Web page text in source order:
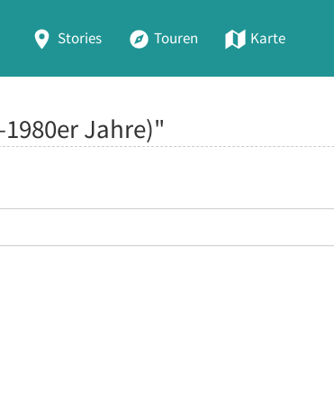
Stories Touren Karte
Jahre)"